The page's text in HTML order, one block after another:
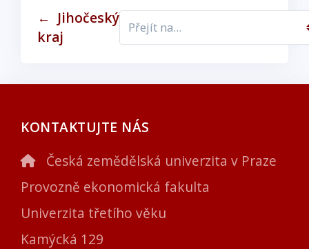
← Jihočeský
kraj
KONTAKTUJTE NÁS
Česká zemědělská univerzita v Praze
Provozně ekonomická fakulta
Univerzita třetího věku
Kamýcká 129